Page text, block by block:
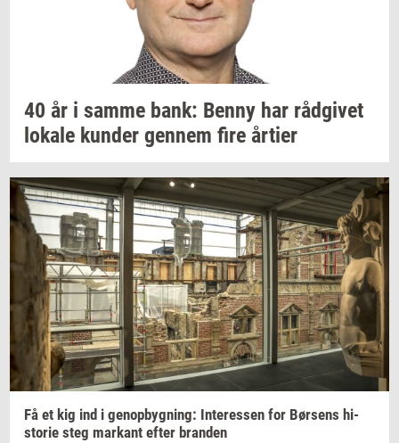
40 år i samme bank: Benny har rå­d­gi­vet
lo­ka­le kun­der gen­nem fire år­ti­er
Få et kig ind i genop­byg­ning: In­ter­es­sen for Bør­sens hi­
sto­rie steg mar­kant efter bran­den